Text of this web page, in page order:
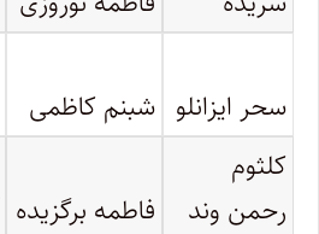
سحر ایزانلو شبنم کاظمی
کلثوم
رحمن وند
فاطمه برگزیده